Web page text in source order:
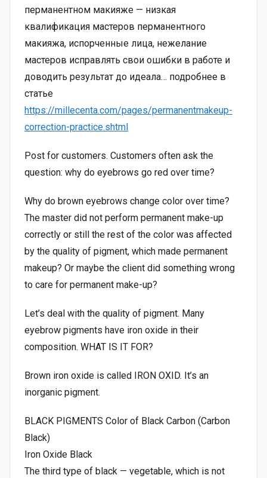
перманентном макияже — низкая
квалификация мастеров перманентного
макияжа, испорченные лица, нежелание
мастеров исправлять свои ошибки в работе и
доводить результат до идеала… подробнее в
статье
https://millecenta.com/pages/permanentmakeup-
correction-practice.shtml
Post for customers. Customers often ask the
question: why do eyebrows go red over time?
Why do brown eyebrows change color over time?
The master did not perform permanent make-up
correctly or still the rest of the color was affected
by the quality of pigment, which made permanent
makeup? Or maybe the client did something wrong
to care for permanent make-up?
Let’s deal with the quality of pigment. Many
eyebrow pigments have iron oxide in their
composition. WHAT IS IT FOR?
Brown iron oxide is called IRON OXID. It’s an
inorganic pigment.
BLACK PIGMENTS Color of Black Carbon (Carbon
Black)
Iron Oxide Black
The third type of black — vegetable, which is not